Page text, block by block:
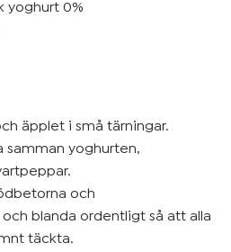
yoghurt 0%
äpplet i små tärningar.
samman yoghurten,
och
blanda ordentligt så att alla
täckta.